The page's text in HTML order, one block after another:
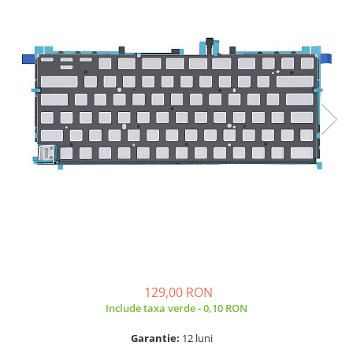
A2289 (Retina 13” 2020)
A2338 (M1/M2 13” 2020-2022)
A2442 (M1 14” 2021)
A2485 (M1 16” 2021)
A2779 (M2 14” 2023)
A2918 (M3 14” 2023)
A2992 (M3 14” 2023)
129,00 RON
Include taxa verde - 0,10 RON
Garantie: 12 luni